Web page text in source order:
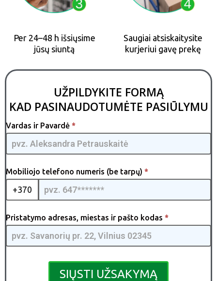
Per 24–48 h išsiųsime
jūsų siuntą
Saugiai atsiskaitysite
kurjeriui gavę prekę
UŽPILDYKITE FORMĄ
KAD PASINAUDOTUMĖTE PASIŪLYMU
AirChef
XL [LT]
GQMIA
Vardas ir Pavardė *
Mobiliojo telefono numeris (be tarpų) *
+370
Pristatymo adresas, miestas ir pašto kodas *
SIŲSTI UŽSAKYMĄ